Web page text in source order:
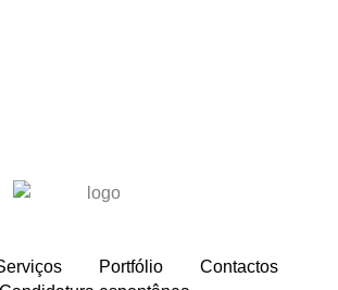
Portfólio
Contactos